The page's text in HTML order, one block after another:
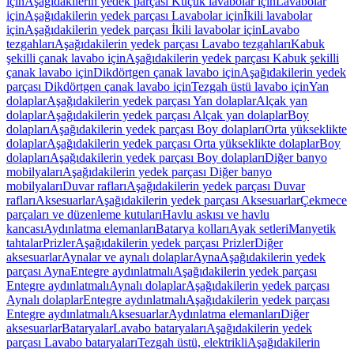
içinAşağıdakilerin yedek parçası Lavabolar içinİkili lavabolar
içinAşağıdakilerin yedek parçası İkili lavabolar içinLavabo
tezgahlarıAşağıdakilerin yedek parçası Lavabo tezgahlarıKabuk
şekilli çanak lavabo içinAşağıdakilerin yedek parçası Kabuk şekilli
çanak lavabo içinDikdörtgen çanak lavabo içinAşağıdakilerin yedek
parçası Dikdörtgen çanak lavabo içinTezgah üstü lavabo içinYan
dolaplarAşağıdakilerin yedek parçası Yan dolaplarAlçak yan
dolaplarAşağıdakilerin yedek parçası Alçak yan dolaplarBoy
dolaplarıAşağıdakilerin yedek parçası Boy dolaplarıOrta yükseklikte
dolaplarAşağıdakilerin yedek parçası Orta yükseklikte dolaplarBoy
dolaplarıAşağıdakilerin yedek parçası Boy dolaplarıDiğer banyo
mobilyalarıAşağıdakilerin yedek parçası Diğer banyo
mobilyalarıDuvar raflarıAşağıdakilerin yedek parçası Duvar
raflarıAksesuarlarAşağıdakilerin yedek parçası AksesuarlarÇekmece
parçaları ve düzenleme kutularıHavlu askısı ve havlu
kancasıAydınlatma elemanlarıBatarya kollarıAyak setleriManyetik
tahtalarPrizlerAşağıdakilerin yedek parçası PrizlerDiğer
aksesuarlarAynalar ve aynalı dolaplarAynaAşağıdakilerin yedek
parçası AynaEntegre aydınlatmalıAşağıdakilerin yedek parçası
Entegre aydınlatmalıAynalı dolaplarAşağıdakilerin yedek parçası
Aynalı dolaplarEntegre aydınlatmalıAşağıdakilerin yedek parçası
Entegre aydınlatmalıAksesuarlarAydınlatma elemanlarıDiğer
aksesuarlarBataryalarLavabo bataryalarıAşağıdakilerin yedek
parçası Lavabo bataryalarıTezgah üstü, elektrikliAşağıdakilerin